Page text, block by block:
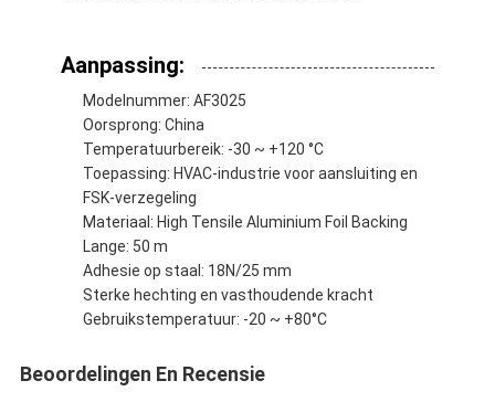
Folie Onder ogen gezien Kraftpapier-Document
De Doek van de aluminiumfolieglasvezel
De Band van het foliegrof linnen
De Band van de doekbuis
Tweezijdige Plakband
HUISDIEREN Plakband
Aanpassing:
Modelnummer: AF3025
Oorsprong: China
Temperatuurbereik: -30 ~ +120 °C
Toepassing: HVAC-industrie voor aansluiting en
FSK-verzegeling
Materiaal: High Tensile Aluminium Foil Backing
Lange: 50 m
Adhesie op staal: 18N/25 mm
Sterke hechting en vasthoudende kracht
Gebruikstemperatuur: -20 ~ +80°C
Beoordelingen En Recensie